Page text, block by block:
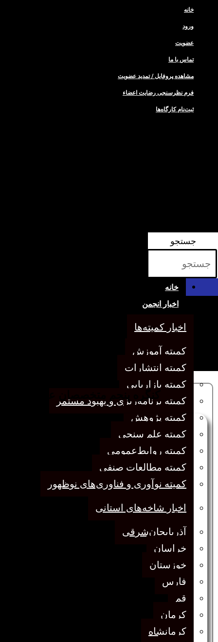
خانه
ورود
عضویت
تماس با ما
مشاهده پروفایل / تمدید عضویت
فرم نظر‌سنجی رضایت اعضاء
ثبت‌نام کارگاه‌ها
جستجو
خانه
اخبار انجمن
اخبار کمیته‌ها
کمیته آموزش
کمیته انتشارات
کمیته بازاریابی
کمیته برنامه‌ریزی و بهبود مستمر
کمیته پژوهش
کمیته علم سنجی
کمیته روابط‌عمومی
کمیته مطالعات صنفی
کمیته نوآوری و فناوری‌های نوظهور
اخبار شاخه‌های استانی
آذربایجان‌شرقی
خراسان
خوزستان
فارس
قم
کرمان
کرمانشاه
کنگره پنجم متخصصان علوم